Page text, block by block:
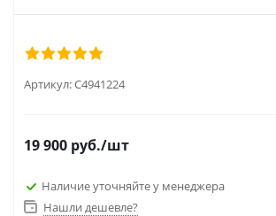
Артикул:С4941224
19 900 руб./шт
Наличие уточняйте у менеджера
Нашли дешевле?